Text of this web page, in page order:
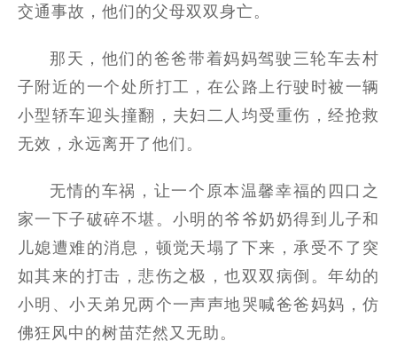
交通事故，他们的父母双双身亡。
那天，他们的爸爸带着妈妈驾驶三轮车去村
子附近的一个处所打工，在公路上行驶时被一辆
小型轿车迎头撞翻，夫妇二人均受重伤，经抢救
无效，永远离开了他们。
无情的车祸，让一个原本温馨幸福的四口之
家一下子破碎不堪。小明的爷爷奶奶得到儿子和
儿媳遭难的消息，顿觉天塌了下来，承受不了突
如其来的打击，悲伤之极，也双双病倒。年幼的
小明、小天弟兄两个一声声地哭喊爸爸妈妈，仿
佛狂风中的树苗茫然又无助。